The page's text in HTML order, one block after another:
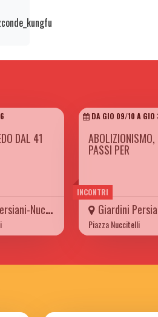
DAL 41
Nuccitelli
INCONTRI
DA GIO 09/10 A
PASSI PER
Giardini Persiani-
Piazza Nuccitelli